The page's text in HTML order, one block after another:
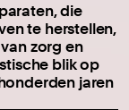
die
te herstellen,
zorg en
blik op
jaren